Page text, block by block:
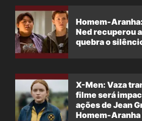
Homem-
Ned recuperou
quebra o
X-Men: Vaza
filme será
ações de Jean
Homem-Aranha